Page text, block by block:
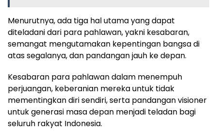
Menurutnya, ada tiga hal utama yang dapat
diteladani dari para pahlawan, yakni kesabaran,
semangat mengutamakan kepentingan bangsa di
atas segalanya, dan pandangan jauh ke depan.
Kesabaran para pahlawan dalam menempuh
perjuangan, keberanian mereka untuk tidak
mementingkan diri sendiri, serta pandangan visioner
untuk generasi masa depan menjadi teladan bagi
seluruh rakyat Indonesia.